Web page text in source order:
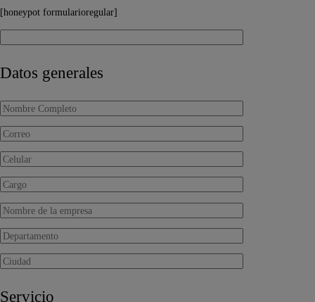
[honeypot formularioregular]
Datos generales
Servicio